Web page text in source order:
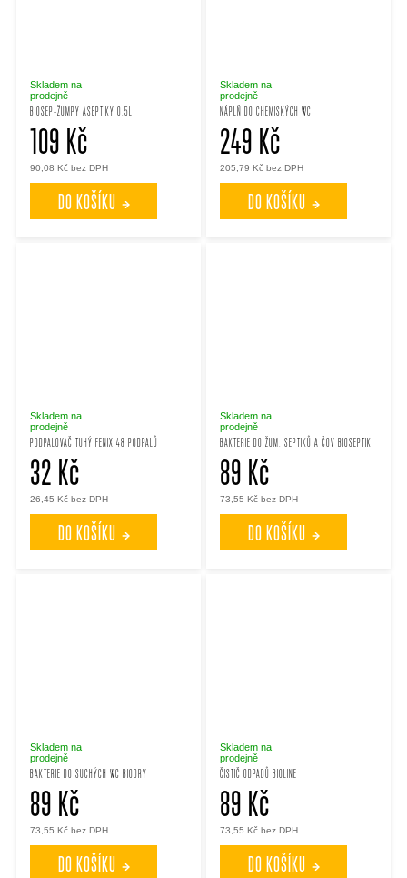
BIOSEP-ŽUMPY ASEPTIKY 0.5L
Skladem na
prodejně
90,08 Kč bez DPH
109 Kč
DO KOŠÍKU
NÁPLŇ DO CHEMISKÝCH WC
Skladem na
prodejně
205,79 Kč bez DPH
249 Kč
DO KOŠÍKU
PODPALOVAČ TUHÝ FENIX 48 PODPALŮ
Skladem na
prodejně
26,45 Kč bez DPH
32 Kč
DO KOŠÍKU
BAKTERIE DO ŽUM. SEPTIKŮ A ČOV BIOSEPTIK
Skladem na
prodejně
73,55 Kč bez DPH
89 Kč
DO KOŠÍKU
BAKTERIE DO SUCHÝCH WC BIODRY
Skladem na
prodejně
73,55 Kč bez DPH
89 Kč
DO KOŠÍKU
ČISTIČ ODPADŮ BIOLINE
Skladem na
prodejně
73,55 Kč bez DPH
89 Kč
DO KOŠÍKU